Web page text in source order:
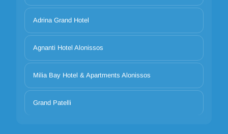
Adrina Grand Hotel
Agnanti Hotel Alonissos
Milia Bay Hotel & Apartments Alonissos
Grand Patelli